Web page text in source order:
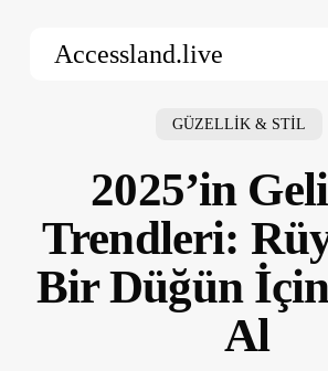
Accessland.live
GÜZELLİK & STİL
2025’in
Trendleri:
Bir Düğün
Al